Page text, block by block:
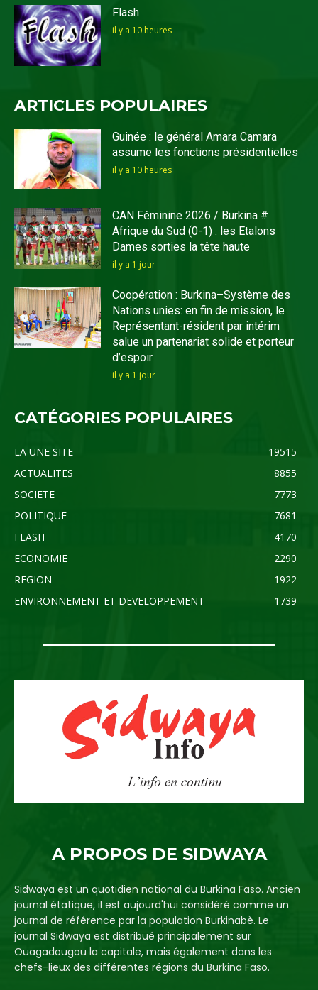
Flash
il y'a 10 heures
ARTICLES POPULAIRES
Guinée : le général Amara Camara
assume les fonctions présidentielles
il y'a 10 heures
CAN Féminine 2026 / Burkina #
Afrique du Sud (0-1) : les Etalons
Dames sorties la tête haute
il y'a 1 jour
Coopération : Burkina–Système des
Nations unies: en fin de mission, le
Représentant-résident par intérim
salue un partenariat solide et porteur
d’espoir
il y'a 1 jour
CATÉGORIES POPULAIRES
LA UNE SITE
19515
ACTUALITES
8855
SOCIETE
7773
POLITIQUE
7681
FLASH
4170
ECONOMIE
2290
REGION
1922
ENVIRONNEMENT ET DEVELOPPEMENT
1739
A PROPOS DE SIDWAYA
Sidwaya est un quotidien national du Burkina Faso. Ancien
journal étatique, il est aujourd'hui considéré comme un
journal de référence par la population Burkinabè. Le
journal Sidwaya est distribué principalement sur
Ouagadougou la capitale, mais également dans les
chefs-lieux des différentes régions du Burkina Faso.